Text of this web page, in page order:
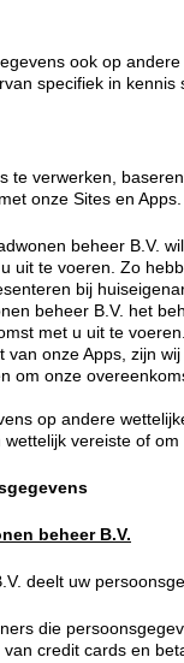
ook op
specifiek in
te verwerken,
onze Sites en Apps.
beheer B.V.
uit te voeren. Zo
bij
beheer B.V. het
met u uit te
van onze Apps, zijn
om onze
op andere
vereiste of
beheer B.V.
deelt uw
die
credit cards en